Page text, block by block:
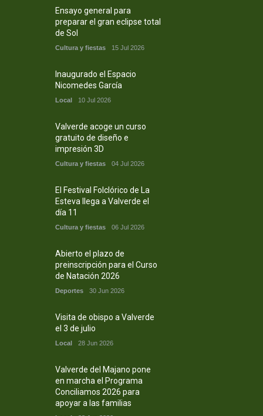
Ensayo general para
preparar el gran eclipse total
de Sol
Cultura y fiestas 15 Jul 2026
Inaugurado el Espacio
Nicomedes García
Local 10 Jul 2026
Valverde acoge un curso
gratuito de diseño e
impresión 3D
Cultura y fiestas 04 Jul 2026
El Festival Folclórico de La
Esteva llega a Valverde el
día 11
Cultura y fiestas 06 Jul 2026
Abierto el plazo de
preinscripción para el Curso
de Natación 2026
Deportes 30 Jun 2026
Visita de obispo a Valverde
el 3 de julio
Local 28 Jun 2026
Valverde del Majano pone
en marcha el Programa
Conciliamos 2026 para
apoyar a las familias